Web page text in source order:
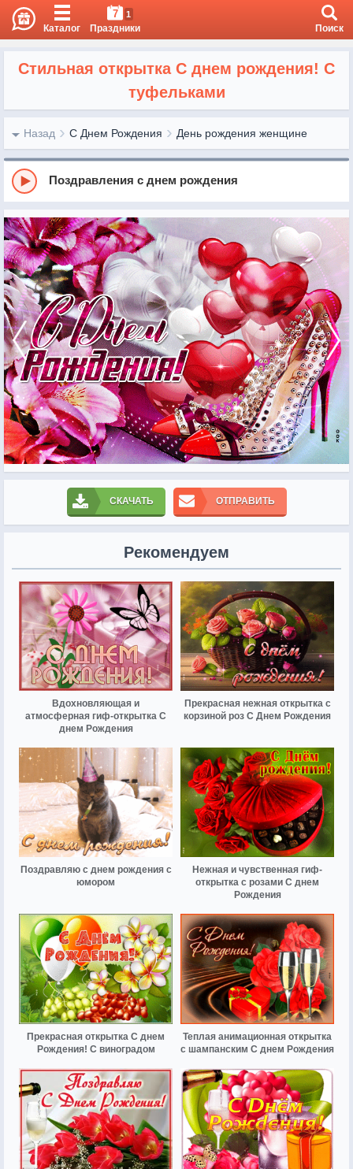
Каталог
7 1
Праздники Поиск
Стильная открытка С днем рождения! С
туфельками
Назад С Днем Рождения День рождения женщине
Поздравления с днем рождения
СКАЧАТЬ ОТПРАВИТЬ
Рекомендуем
Вдохновляющая и
атмосферная гиф-открытка С
днем Рождения
Прекрасная нежная открытка с
корзиной роз С Днем Рождения
Поздравляю с днем рождения с
юмором
Нежная и чувственная гиф-
открытка с розами С днем
Рождения
Прекрасная открытка С днем
Рождения! С виноградом
Теплая анимационная открытка
с шампанским С днем Рождения